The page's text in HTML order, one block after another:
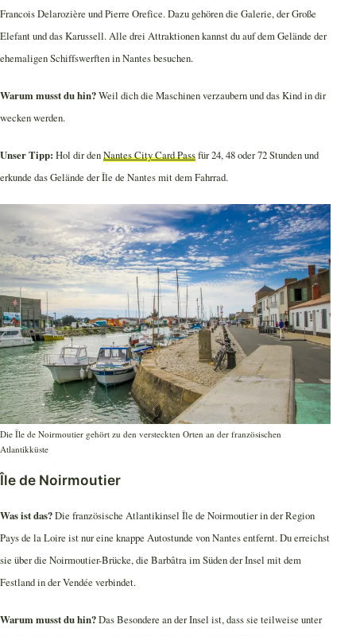
Francois Delarozière und Pierre Orefice. Dazu gehören die Galerie, der Große
Elefant und das Karussell. Alle drei Attraktionen kannst du auf dem Gelände der
ehemaligen Schiffswerften in Nantes besuchen.
Warum musst du hin?Weil dich die Maschinen verzaubern und das Kind in dir
wecken werden.
Unser Tipp: Hol dir denNantes City Card Passfür 24, 48 oder 72 Stunden und
erkunde das Gelände der Île de Nantes mit dem Fahrrad.
Die Île de Noirmoutier gehört zu den versteckten Orten an der französischen
Atlantikküste
Île de Noirmoutier
Was ist das?Die französische Atlantikinsel Île de Noirmoutier in der Region
Pays de la Loire ist nur eine knappe Autostunde von Nantes entfernt. Du erreichst
sie über die Noirmoutier-Brücke, die Barbâtra im Süden der Insel mit dem
Festland in der Vendée verbindet.
Warum musst du hin?Das Besondere an der Insel ist, dass sie teilweise unter